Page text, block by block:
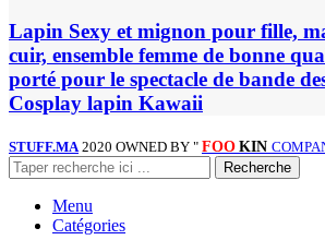
Lapin Sexy et mignon pour fille,
cuir, ensemble femme de bonne
porté pour le spectacle de bande
Cosplay lapin Kawaii
STUFF.MA 2020 OWNED BY " FOO KIN
Recherche
Menu
Catégories